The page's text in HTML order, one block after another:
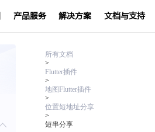
产品服务 解决方案 文档与支持
所有文档
>
Flutter插件
>
地图Flutter插件
>
位置短地址分享
>
短串分享